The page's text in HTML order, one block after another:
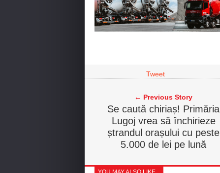
Tweet
← Previous Story
Se caută chiriaș! Primăria
Lugoj vrea să închirieze
ștrandul orașului cu peste
5.000 de lei pe lună